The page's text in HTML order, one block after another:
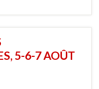
5-6-7 AOÛT